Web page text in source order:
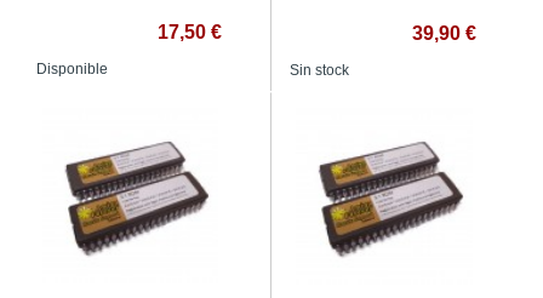
17,50 €
Disponible
39,90 €
Sin stock